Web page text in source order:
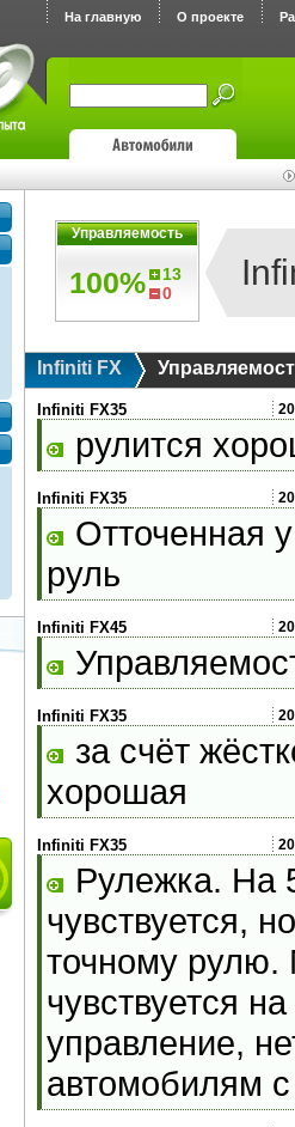
На главную О проекте
Управляемость
100%
13
0
Infiniti FX
Infiniti FX35
рулится
Infiniti FX35
Отточенная
руль
Infiniti FX45
Infiniti FX35
за счёт
хорошая
Infiniti FX35
Рулежка. На
чувствуется,
точному рулю.
чувствуется
управление,
автомобилям